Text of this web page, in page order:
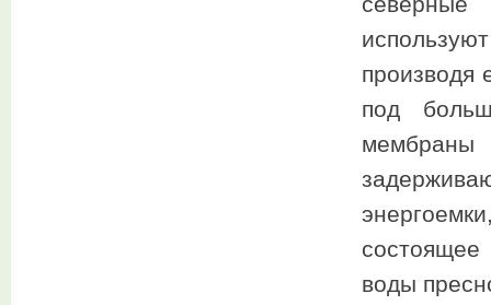
производя
под
состоящее
воды